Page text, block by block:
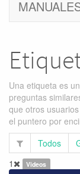
Una etiqueta es
preguntas
que otros
el puntero por
Todos
1
Videos